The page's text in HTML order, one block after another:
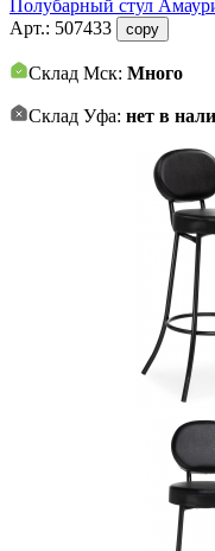
Полубарный стул
Арт.: 507433 copy
Склад Мск: Много
Склад Уфа: нет в